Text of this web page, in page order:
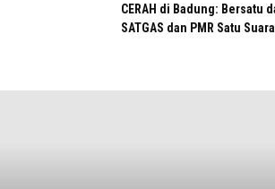
CERAH di Badung: Bersatu
SATGAS dan PMR Satu